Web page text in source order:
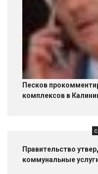
Песков
комплексов в
Правительство
коммунальные